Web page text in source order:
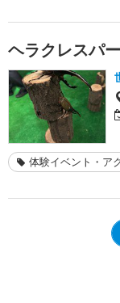
ヘラクレスパ
体験イベント・ア